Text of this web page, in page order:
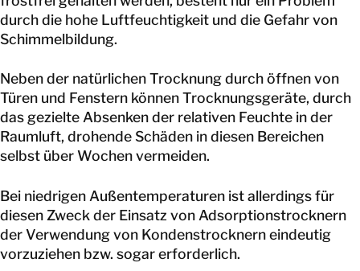
durch die hohe Luftfeuchtigkeit und die Gefahr von
Schimmelbildung.
Neben der natürlichen Trocknung durch öffnen von
Türen und Fenstern können Trocknungsgeräte, durch
das gezielte Absenken der relativen Feuchte in der
Raumluft, drohende Schäden in diesen Bereichen
selbst über Wochen vermeiden.
Bei niedrigen Außentemperaturen ist allerdings für
diesen Zweck der Einsatz von Adsorptionstrocknern
der Verwendung von Kondenstrocknern eindeutig
vorzuziehen bzw. sogar erforderlich.